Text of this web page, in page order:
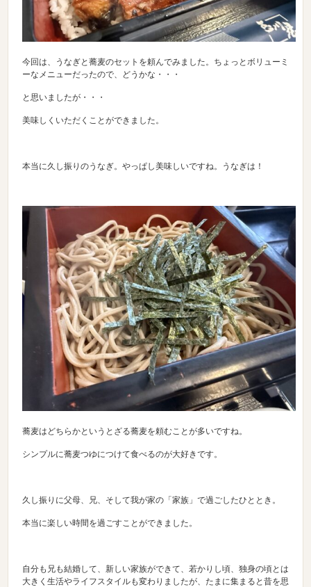
今回は、うなぎと蕎麦のセットを頼んでみました。ちょっとボリューミ
ーなメニューだったので、どうかな・・・
と思いましたが・・・
美味しくいただくことができました。
本当に久し振りのうなぎ。やっぱし美味しいですね。うなぎは！
蕎麦はどちらかというとざる蕎麦を頼むことが多いですね。
シンプルに蕎麦つゆにつけて食べるのが大好きです。
久し振りに父母、兄、そして我が家の「家族」で過ごしたひととき。
本当に楽しい時間を過ごすことができました。
自分も兄も結婚して、新しい家族ができて、若かりし頃、独身の頃とは
大きく生活やライフスタイルも変わりましたが、たまに集まると昔を思